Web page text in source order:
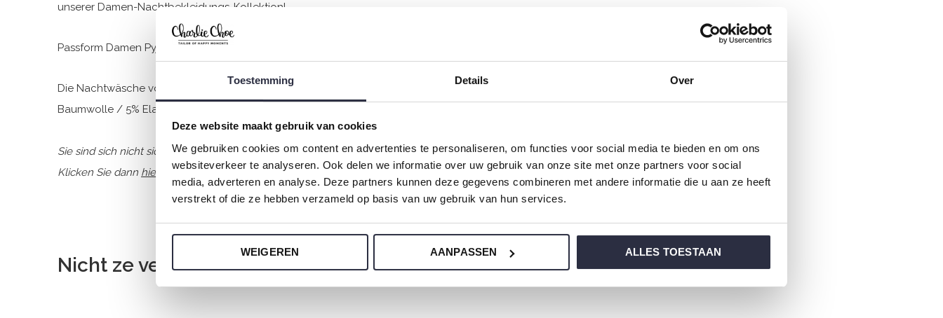
Toestemming Details Over
Deze website maakt gebruik van cookies
We gebruiken cookies om content en advertenties te personaliseren, om functies voor social media te bieden en om ons
websiteverkeer te analyseren. Ook delen we informatie over uw gebruik van onze site met onze partners voor social
media, adverteren en analyse. Deze partners kunnen deze gegevens combineren met andere informatie die u aan ze heeft
verstrekt of die ze hebben verzameld op basis van uw gebruik van hun services.
WEIGEREN AANPASSEN ALLES TOESTAAN
unserer Damen-Nachtbekleidungs-Kollektion!
Passform Damen Pyjama Tanktop: normale Passform.
Die Nachtwäsche von Charlie Choe ist gefertigt aus einem wunderbar weichen Jersey (95%
Baumwolle / 5% Elasthan) und hat eine perfekte Passform.
Sie sind sich nicht sicher, welche Größe Sie für unsere Nachtwäsche wählen sollen?
Klicken Sie dann hier für die Größentabelle von Charlie Choe.
Nicht ze vergessen